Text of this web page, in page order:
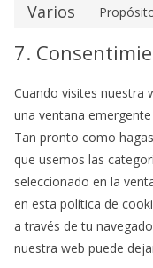
Varios
7.
Cuando visites nuestra
una ventana
Tan pronto como
que usemos las
seleccionado en la
en esta política de
a través de tu
nuestra web puede